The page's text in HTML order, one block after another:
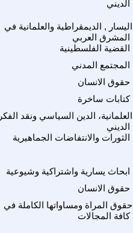
الديني
اليسار , الديمقراطية والعلمانية في
المشرق العربي
القضية الفلسطينية
المجتمع المدني
حقوق الانسان
كتابات ساخرة
العلمانية، الدين السياسي ونقد الفكر
الديني
الثورات والانتفاضات الجماهيرية
ابحاث يسارية واشتراكية وشيوعية
حقوق الانسان
حقوق المراة ومساواتها الكاملة في
كافة المجالات